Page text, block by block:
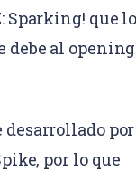
Sparking! que
debe al
por lo que